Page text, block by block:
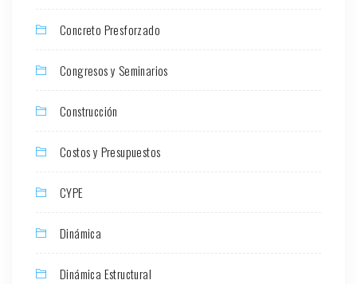
Concreto Presforzado
Congresos y Seminarios
Construcción
Costos y Presupuestos
CYPE
Dinámica
Dinámica Estructural